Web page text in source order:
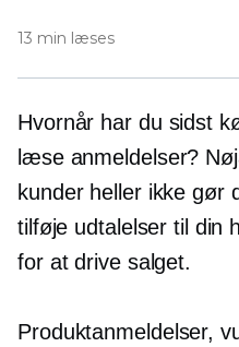
13 min læses
Hvornår har du sidst
læse anmeldelser?
kunder heller ikke gør
tilføje udtalelser til din
for at drive salget.
Produktanmeldelser,